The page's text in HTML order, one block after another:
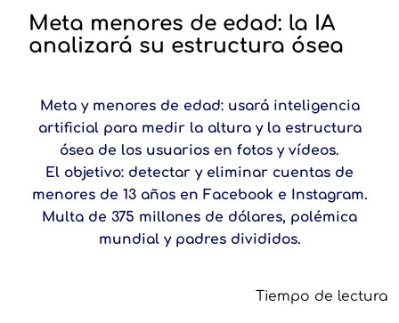
Meta menores de edad: la IA
analizará su estructura ósea
Meta y menores de edad: usará inteligencia
artificial para medir la altura y la estructura
ósea de los usuarios en fotos y vídeos.
El objetivo: detectar y eliminar cuentas de
menores de 13 años en Facebook e Instagram.
Multa de 375 millones de dólares, polémica
mundial y padres divididos.
Tiempo de lectura